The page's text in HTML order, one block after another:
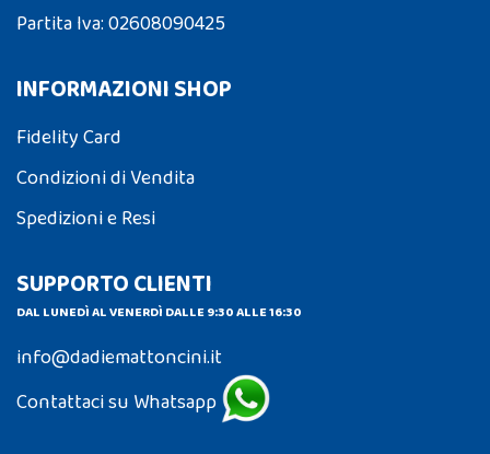
Partita Iva: 02608090425
INFORMAZIONI SHOP
Fidelity Card
Condizioni di Vendita
Spedizioni e Resi
SUPPORTO CLIENTI
DAL LUNEDÌ AL VENERDÌ DALLE 9:30 ALLE 16:30
info@dadiemattoncini.it
Contattaci su Whatsapp